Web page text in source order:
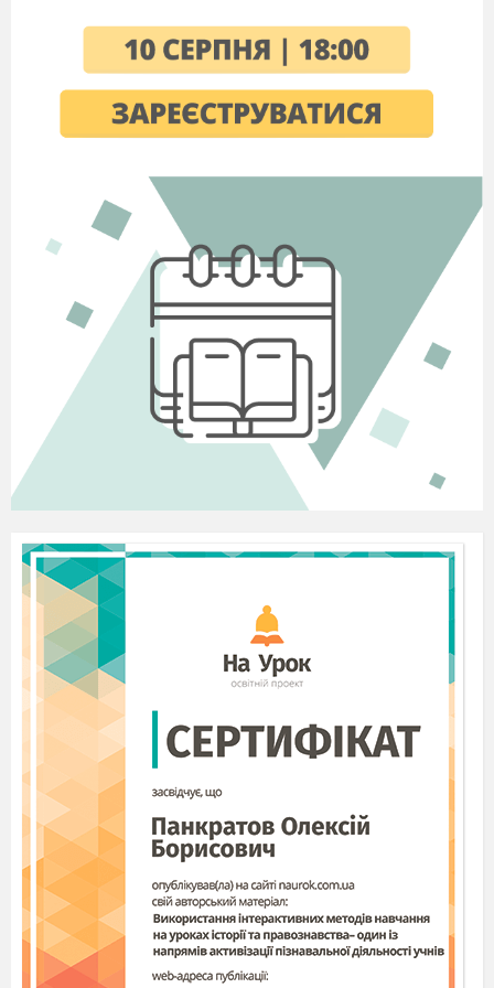
3. Адам Міцкевич (Польща)
4. Гомер (Давня Греція)
5. Вільям Шекспір (Англія)
6. Марк Твен (США)
7. Леся Українка (Україна)
1. Іван Франко (Україна)
2. Володимир Короленко (Царська Росія)
3. Чарльз Діккенс (Англія)
4. Антон Чехов (Росія)
5. Елеонор Портер (США)
6. Мацуо Басьо (Японія)
7. Сервантес (Іспанія)
Творче завдання бУКТРЕЙЛЕР "ОСТАННІЙ
ЛИСТОК" (написати поетичний твір 4-6 рядків на
тему "Мистецтво бути людиною")
Зміст завдань ключового пункту "Хто це?
Упізнай героя" № 3(1 ком.)
28 років провів на безлюдному острові. (Робінзон
Крузо)
красивішого не можна собі уявити, але вона була
льодяною. (Снігова королева)
Зазнав корабельної аварії і був взятий в полон
Він знав таємницю самого Зевса, навчив людей
багато чого корисного, виявив мужність і
незламність. (Титан Прометей)
Навчила все містечко гри в радість (Поліана).
До нього перед Різдвом завітала тінь друга
(Скрудж).
На дуелі вбиває друга і повертається у Петербург
(Онєгін).
Його покинув друг, коли вони поверталися х
Клондайку (Невідомий)
Зміст завдань ключового пункту "Хто це? Упізнай
героя" № 3(2 ком.)
Вона стрибнула у колодязь за починком
(Пасербиця).